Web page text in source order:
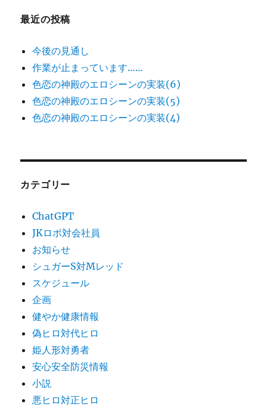
最近の投稿
今後の見通し
作業が止まっています……
色恋の神殿のエロシーンの実装(6)
色恋の神殿のエロシーンの実装(5)
色恋の神殿のエロシーンの実装(4)
カテゴリー
ChatGPT
JKロボ対会社員
お知らせ
シュガーS対Mレッド
スケジュール
企画
健やか健康情報
偽ヒロ対代ヒロ
姫人形対勇者
安心安全防災情報
小説
悪ヒロ対正ヒロ